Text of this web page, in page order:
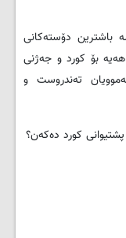
باشترین دۆستەکانی
بۆ کورد و جەژنی
تەندروست و
کورد دەکەن؟